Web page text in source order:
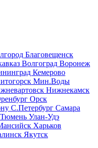
Благовещенск
Волгоград Воронеж
Кемерово
Мин.Воды
Нижнекамск
Орск
С.Петербург Самара
Тюмень Улан-Удэ
Харьков
Якутск